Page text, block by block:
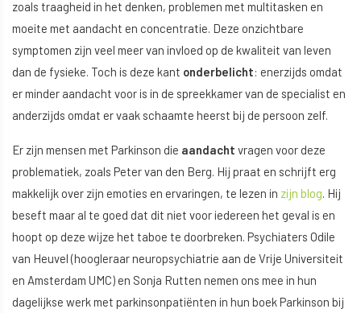
zoals traagheid in het denken, problemen met multitasken en
moeite met aandacht en concentratie. Deze onzichtbare
symptomen zijn veel meer van invloed op de kwaliteit van leven
dan de fysieke. Toch is deze kant onderbelicht: enerzijds omdat
er minder aandacht voor is in de spreekkamer van de specialist en
anderzijds omdat er vaak schaamte heerst bij de persoon zelf.
Er zijn mensen met Parkinson die aandacht vragen voor deze
problematiek, zoals Peter van den Berg. Hij praat en schrijft erg
makkelijk over zijn emoties en ervaringen, te lezen in zijn blog. Hij
beseft maar al te goed dat dit niet voor iedereen het geval is en
hoopt op deze wijze het taboe te doorbreken. Psychiaters Odile
van Heuvel (hoogleraar neuropsychiatrie aan de Vrije Universiteit
en Amsterdam UMC) en Sonja Rutten nemen ons mee in hun
dagelijkse werk met parkinsonpatiënten in hun boek Parkinson bij